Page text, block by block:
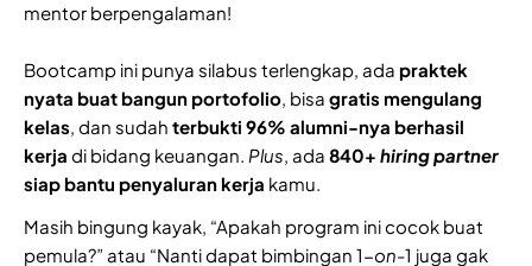
mentor berpengalaman!
Bootcamp ini punya silabus terlengkap, ada praktek
nyata buat bangun portofolio, bisa gratis mengulang
kelas, dan sudah terbukti 96% alumni-nya berhasil
kerja di bidang keuangan. Plus, ada 840+ hiring partner
siap bantu penyaluran kerja kamu.
Masih bingung kayak, “Apakah program ini cocok buat
pemula?” atau “Nanti dapat bimbingan 1-on-1 juga gak